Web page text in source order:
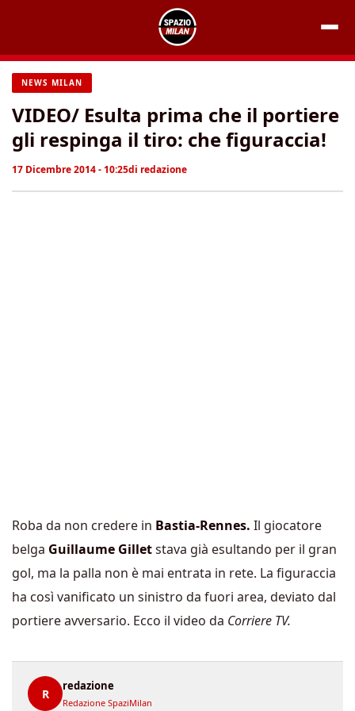
contenuto
NEWS MILAN
VIDEO/ Esulta prima che il portiere
gli respinga il tiro: che figuraccia!
17 Dicembre 2014 - 10:25di redazione
Roba da non credere in Bastia-Rennes. Il giocatore
belga Guillaume Gilletstava già esultando per il gran
gol, ma la palla non è mai entrata in rete. La figuraccia
ha così vanificato un sinistro da fuori area, deviato dal
portiere avversario. Ecco il video da Corriere TV.
R
redazione
Redazione SpaziMilan